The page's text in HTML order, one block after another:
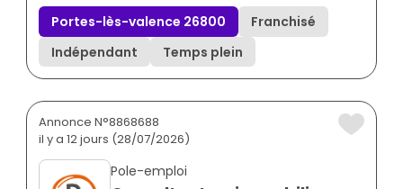
Portes-lès-valence 26800
Franchisé
Indépendant
Temps plein
Annonce N°8868688
il y a 12 jours (28/07/2026)
Pole-emploi